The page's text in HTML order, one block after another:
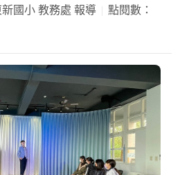
國小 教務處 報導
點閱數：